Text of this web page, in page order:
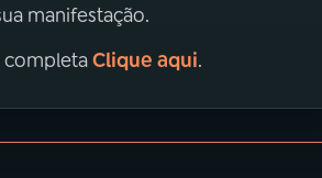
manifestação.
completaClique aqui.